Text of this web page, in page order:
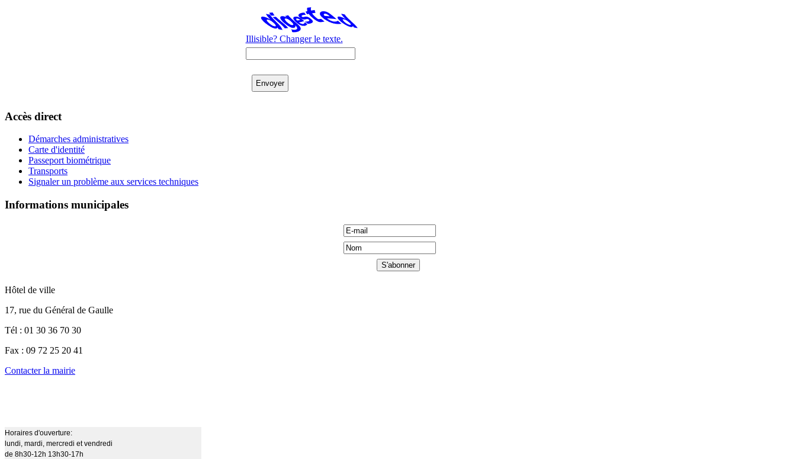
Illisible? Changer le texte.
Accès direct
Démarches administratives
Carte d'identité
Passeport biométrique
Transports
Signaler un problème aux services techniques
Informations municipales
Hôtel de ville
17, rue du Général de Gaulle
Tél : 01 30 36 70 30
Fax : 09 72 25 20 41
Contacter la mairie
Horaires d'ouverture:
lundi, mardi, mercredi et vendredi
de 8h30-12h 13h30-17h